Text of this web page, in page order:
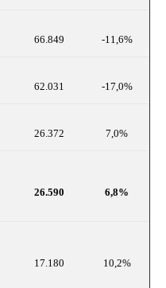
66.849 -11,6%
62.031 -17,0%
26.372 7,0%
26.590 6,8%
17.180 10,2%